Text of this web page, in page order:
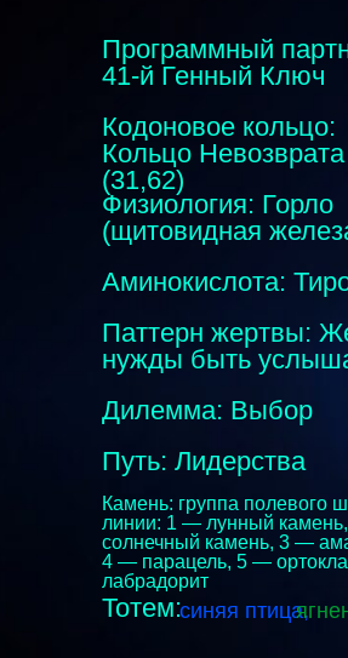
Программный
41-й Генный Ключ
Кодоновое кольцо:
Кольцо Невозврата
(31,62)
Физиология: Горло
(щитовидная
Аминокислота:
Паттерн жертвы:
нужды быть
Дилемма: Выбор
Тотем:синяя птица,
Путь: Лидерства
Камень: группа полевого
линии: 1 — лунный
солнечный камень, 3 —
4 — парацель, 5 —
лабрадорит